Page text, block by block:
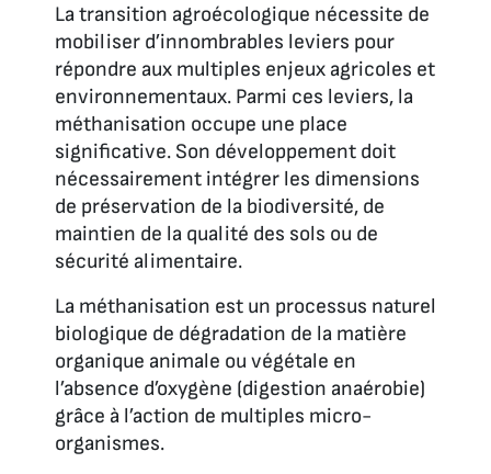
La transition agroécologique nécessite de
mobiliser d’innombrables leviers pour
répondre aux multiples enjeux agricoles et
environnementaux. Parmi ces leviers, la
méthanisation occupe une place
significative. Son développement doit
nécessairement intégrer les dimensions
de préservation de la biodiversité, de
maintien de la qualité des sols ou de
sécurité alimentaire.
La méthanisation est un processus naturel
biologique de dégradation de la matière
organique animale ou végétale en
l’absence d’oxygène (digestion anaérobie)
grâce à l’action de multiples micro-
organismes.